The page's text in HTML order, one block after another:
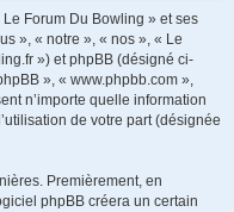
Forum Du Bowling » et ses
», « notre », « nos », « Le
») et phpBB (désigné ci-
», « www.phpbb.com »,
n’importe quelle information
de votre part (désignée
Premièrement, en
phpBB créera un certain